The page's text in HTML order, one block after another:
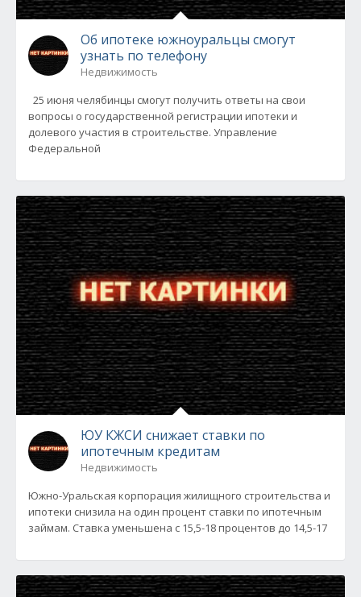
Об ипотеке южноуральцы смогут
узнать по телефону
Недвижимость
25 июня челябинцы смогут получить ответы на свои
вопросы о государственной регистрации ипотеки и
долевого участия в строительстве. Управление
Федеральной
ЮУ КЖСИ снижает ставки по
ипотечным кредитам
Недвижимость
Южно-Уральская корпорация жилищного строительства и
ипотеки снизила на один процент ставки по ипотечным
займам. Ставка уменьшена с 15,5-18 процентов до 14,5-17